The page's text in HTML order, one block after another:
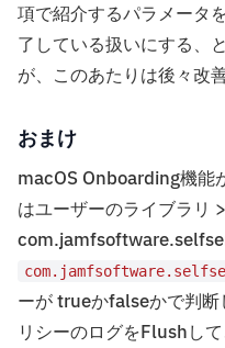
項で紹介するパラメータ
了している扱いにする、
が、このあたりは後々改
おまけ
macOS Onboarding機能
はユーザーのライブラリ
ーが trueかfalseかで判断
リシーのログをFlushして